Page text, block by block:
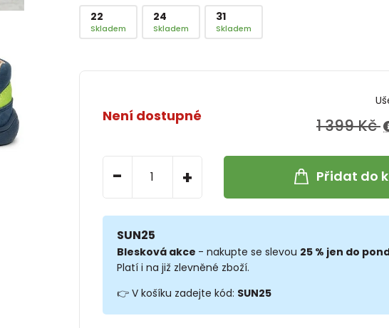
22
Skladem
24
Skladem
31
Skladem
Není dostupné 1 399 Kč
- + Přidat do
SUN25
Blesková akce - nakupte se slevou 25 % jen do
Platí i na již zlevněné zboží.
👉 V košíku zadejte kód: SUN25